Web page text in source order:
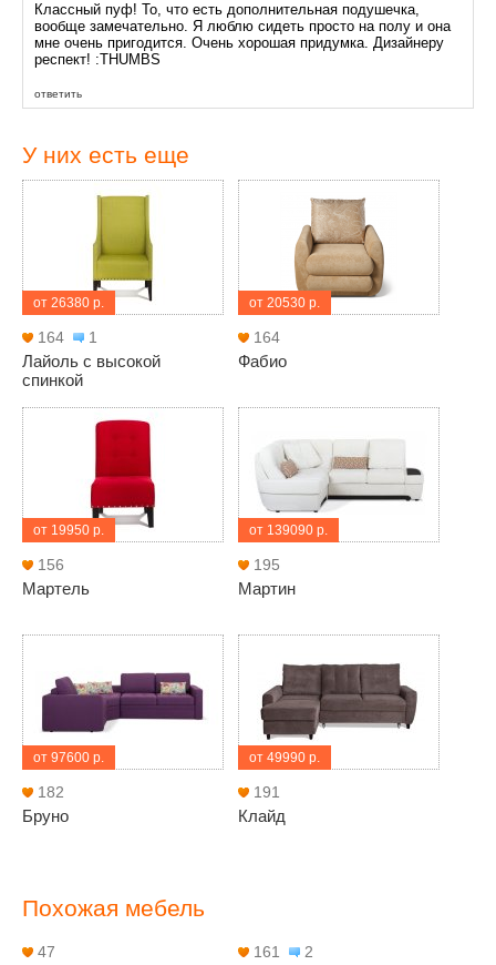
Классный пуф! То, что есть дополнительная подушечка,
вообще замечательно. Я люблю сидеть просто на полу и она
мне очень пригодится. Очень хорошая придумка. Дизайнеру
респект! :THUMBS
ответить
У них есть еще
от 26380 р.
164 1
Лайоль с высокой
спинкой
от 20530 р.
164
Фабио
от 19950 р.
156
Мартель
от 139090 р.
195
Мартин
от 97600 р.
182
Бруно
от 49990 р.
191
Клайд
Похожая мебель
47 161 2